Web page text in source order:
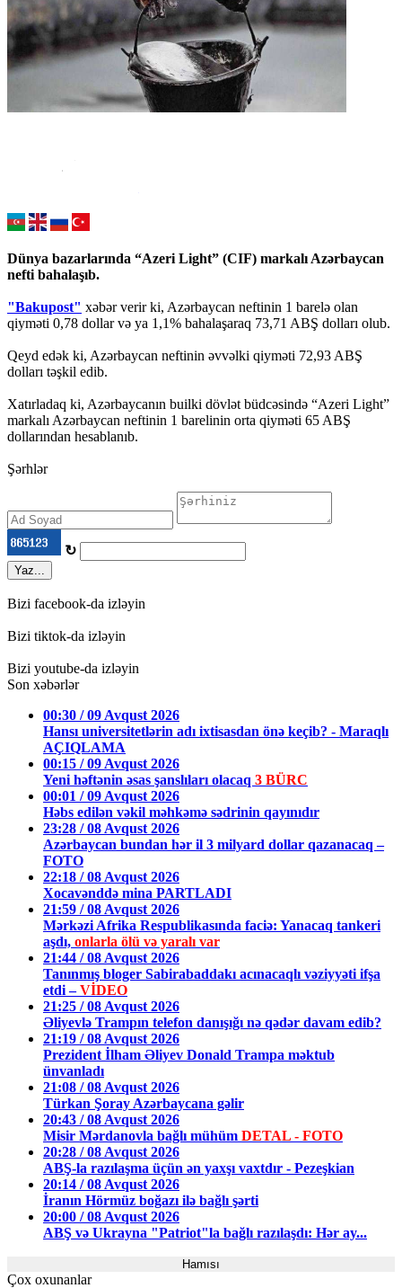
Dünya bazarlarında “Azeri Light” (CIF) markalı Azərbaycan
nefti bahalaşıb.
"Bakupost" xəbər verir ki, Azərbaycan neftinin 1 barelə olan
qiyməti 0,78 dollar və ya 1,1% bahalaşaraq 73,71 ABŞ dolları olub.
Qeyd edək ki, Azərbaycan neftinin əvvəlki qiyməti 72,93 ABŞ
dolları təşkil edib.
Xatırladaq ki, Azərbaycanın builki dövlət büdcəsində “Azeri Light”
markalı Azərbaycan neftinin 1 barelinin orta qiyməti 65 ABŞ
dollarından hesablanıb.
Şərhlər
↻
Yaz...
Bizi facebook-da izləyin
Bizi tiktok-da izləyin
Bizi youtube-da izləyin
Son xəbərlər
00:30 / 09 Avqust 2026
Hansı universitetlərin adı ixtisasdan önə keçib? - Maraqlı
AÇIQLAMA
00:15 / 09 Avqust 2026
Yeni həftənin əsas şanslıları olacaq 3 BÜRC
00:01 / 09 Avqust 2026
Həbs edilən vəkil məhkəmə sədrinin qayınıdır
23:28 / 08 Avqust 2026
Azərbaycan bundan hər il 3 milyard dollar qazanacaq –
FOTO
22:18 / 08 Avqust 2026
Xocavənddə mina PARTLADI
21:59 / 08 Avqust 2026
Mərkəzi Afrika Respublikasında faciə: Yanacaq tankeri
aşdı, onlarla ölü və yaralı var
21:44 / 08 Avqust 2026
Tanınmış bloger Sabirabaddakı acınacaqlı vəziyyəti ifşa
etdi –VİDEO
21:25 / 08 Avqust 2026
Əliyevlə Trampın telefon danışığı nə qədər davam edib?
21:19 / 08 Avqust 2026
Prezident İlham Əliyev Donald Trampa məktub
ünvanladı
21:08 / 08 Avqust 2026
Türkan Şoray Azərbaycana gəlir
20:43 / 08 Avqust 2026
Misir Mərdanovla bağlı mühüm DETAL - FOTO
20:28 / 08 Avqust 2026
ABŞ-la razılaşma üçün ən yaxşı vaxtdır - Pezeşkian
20:14 / 08 Avqust 2026
İranın Hörmüz boğazı ilə bağlı şərti
20:00 / 08 Avqust 2026
ABŞ və Ukrayna "Patriot"la bağlı razılaşdı: Hər ay...
Hamısı
Çox oxunanlar